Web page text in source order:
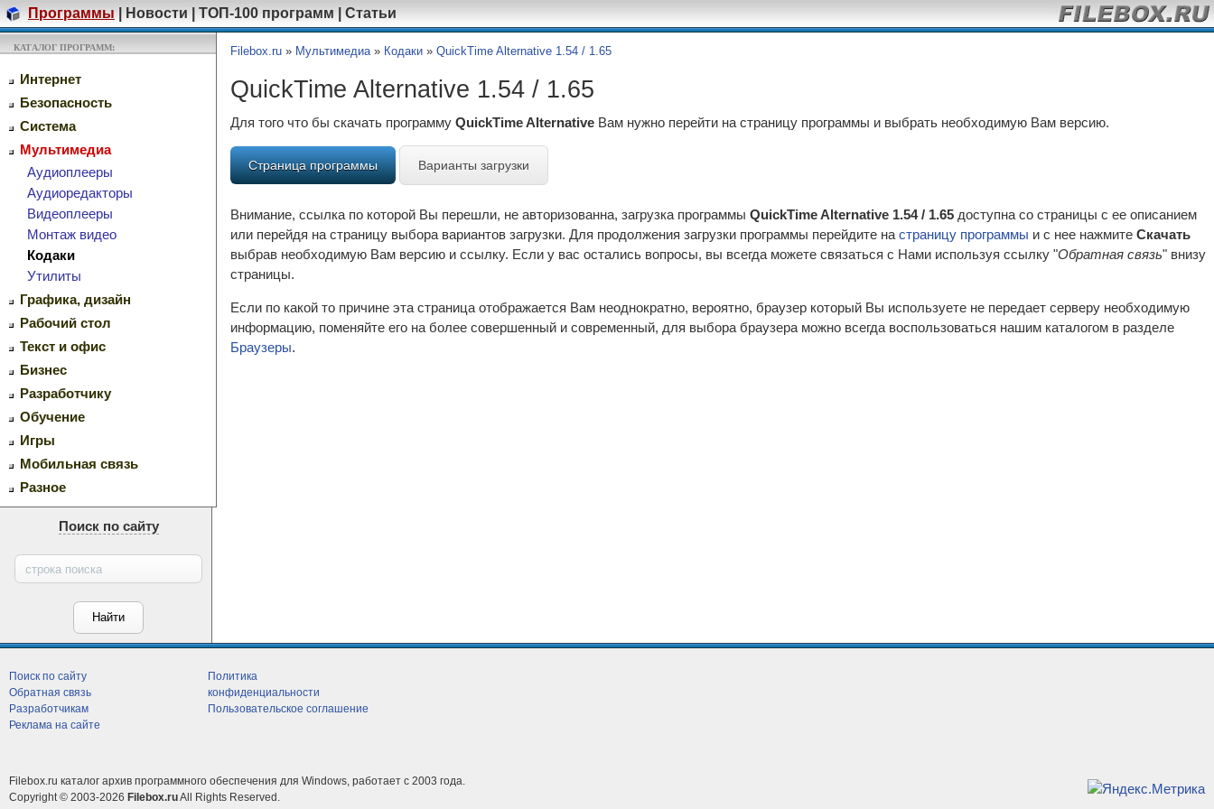
Программы Новости ТОП-100 программ Статьи
КАТАЛОГ ПРОГРАММ:
Интернет
Безопасность
Система
Мультимедиа
Аудиоплееры
Аудиоредакторы
Видеоплееры
Монтаж видео
Кодаки
Утилиты
Графика, дизайн
Рабочий стол
Текст и офис
Бизнес
Разработчику
Обучение
Игры
Мобильная связь
Разное
Поиск по сайту
Filebox.ru » Мультимедиа» Кодаки » QuickTime Alternative 1.54 / 1.65
QuickTime Alternative 1.54 / 1.65
Для того что бы скачать программу QuickTime Alternative Вам нужно перейти на страницу программы и выбрать необходимую Вам версию.
Страница программы Варианты загрузки
Внимание, ссылка по которой Вы перешли, не авторизованна, загрузка программы QuickTime Alternative 1.54 / 1.65 доступна со страницы с ее описанием
или перейдя на страницу выбора вариантов загрузки. Для продолжения загрузки программы перейдите на страницу программы и с нее нажмите Скачать
выбрав необходимую Вам версию и ссылку. Если у вас остались вопросы, вы всегда можете связаться с Нами используя ссылку "Обратная связь" внизу
страницы.
Если по какой то причине эта страница отображается Вам неоднократно, вероятно, браузер который Вы используете не передает серверу необходимую
информацию, поменяйте его на более совершенный и современный, для выбора браузера можно всегда воспользоваться нашим каталогом в разделе
Браузеры.
Поиск по сайту
Обратная связь
Разработчикам
Реклама на сайте
Политика
конфиденциальности
Пользовательское соглашение
Filebox.ru каталог архив программного обеспечения для Windows, работает с 2003 года.
Copyright © 2003-2026 Filebox.ruAll Rights Reserved.